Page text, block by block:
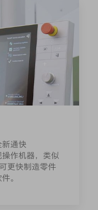
通快
作机器，类似
更快制造零件
。